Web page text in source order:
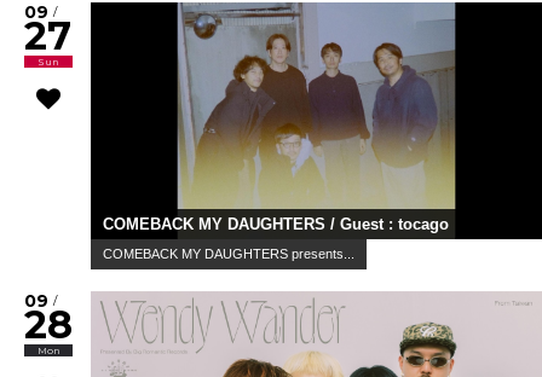
09 /
27
Sun
COMEBACK MY DAUGHTERS / Guest : tocago
COMEBACK MY DAUGHTERS presents...
09 /
28
Mon